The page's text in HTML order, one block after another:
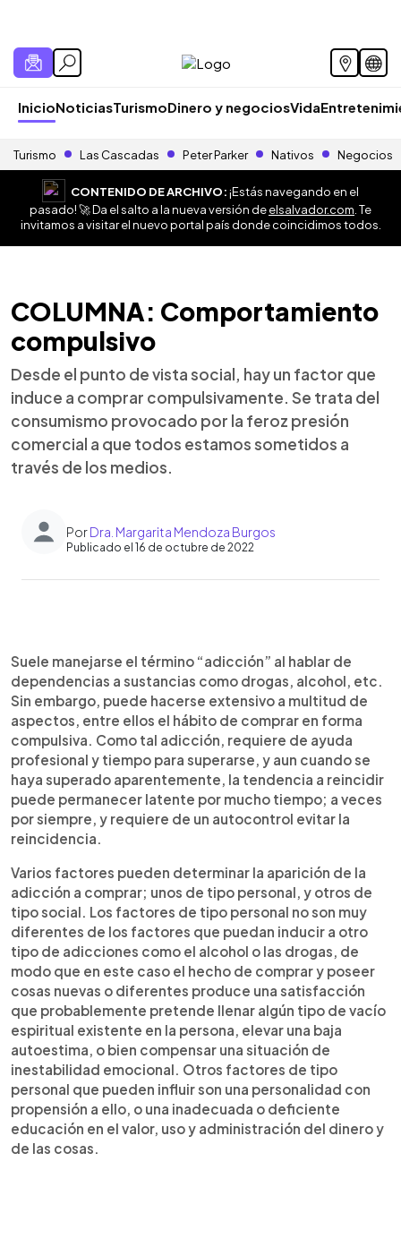
InicioNoticiasTurismoDinero y negociosVida
Turismo Las Cascadas Peter Parker Nativos Negocios
CONTENIDO DE ARCHIVO:¡Estás navegando en el
pasado! 🚀 Da el salto a la nueva versión deelsalvador.com . Te
invitamos a visitar el nuevo portal país donde coincidimos todos.
COLUMNA: Comportamiento
compulsivo
Desde el punto de vista social, hay un factor que
induce a comprar compulsivamente. Se trata del
consumismo provocado por la feroz presión
comercial a que todos estamos sometidos a
través de los medios.
PorDra. Margarita Mendoza Burgos
Publicado el 16 de octubre de 2022
Escuchar artículo
Suele manejarse el término “adicción” al hablar de
dependencias a sustancias como drogas, alcohol, etc.
Sin embargo, puede hacerse extensivo a multitud de
aspectos, entre ellos el hábito de comprar en forma
compulsiva. Como tal adicción, requiere de ayuda
profesional y tiempo para superarse, y aun cuando se
haya superado aparentemente, la tendencia a reincidir
puede permanecer latente por mucho tiempo; a veces
por siempre, y requiere de un autocontrol evitar la
reincidencia.
Varios factores pueden determinar la aparición de la
adicción a comprar; unos de tipo personal, y otros de
tipo social. Los factores de tipo personal no son muy
diferentes de los factores que puedan inducir a otro
tipo de adicciones como el alcohol o las drogas, de
modo que en este caso el hecho de comprar y poseer
cosas nuevas o diferentes produce una satisfacción
que probablemente pretende llenar algún tipo de vacío
espiritual existente en la persona, elevar una baja
autoestima, o bien compensar una situación de
inestabilidad emocional. Otros factores de tipo
personal que pueden influir son una personalidad con
propensión a ello, o una inadecuada o deficiente
educación en el valor, uso y administración del dinero y
de las cosas.